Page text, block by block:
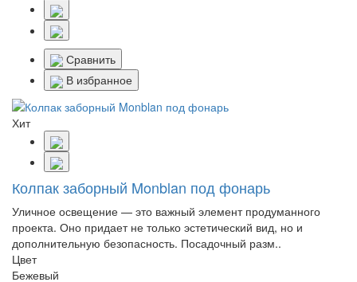
Сравнить
В избранное
Хит
Колпак заборный Monblan под фонарь
Уличное освещение — это важный элемент продуманного
проекта. Оно придает не только эстетический вид, но и
дополнительную безопасность. Посадочный разм..
Цвет
Бежевый